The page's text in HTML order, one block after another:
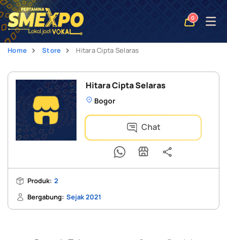
0
Open
Home Store Hitara Cipta Selaras
Hitara Cipta Selaras
Bogor
Chat
Produk: 2
Bergabung: Sejak 2021